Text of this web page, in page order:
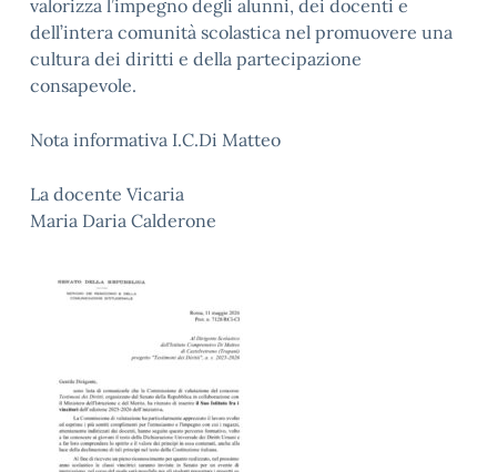
valorizza l’impegno degli alunni, dei docenti e
dell’intera comunità scolastica nel promuovere una
cultura dei diritti e della partecipazione
consapevole.
Nota informativa I.C.Di Matteo
La docente Vicaria
Maria Daria Calderone